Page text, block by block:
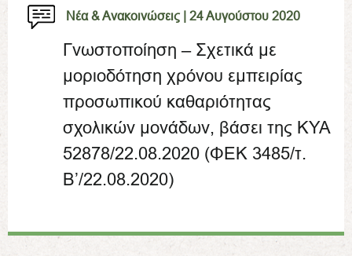
Νέα & Ανακοινώσεις | 24 Αυγούστου 2020
Γνωστοποίηση – Σχετικά με
μοριοδότηση χρόνου εμπειρίας
προσωπικού καθαριότητας
σχολικών μονάδων, βάσει της ΚΥΑ
52878/22.08.2020 (ΦΕΚ 3485/τ.
Β’/22.08.2020)